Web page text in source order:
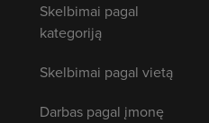
Skelbimai pagal
kategoriją
Skelbimai pagal vietą
Darbas pagal įmonę